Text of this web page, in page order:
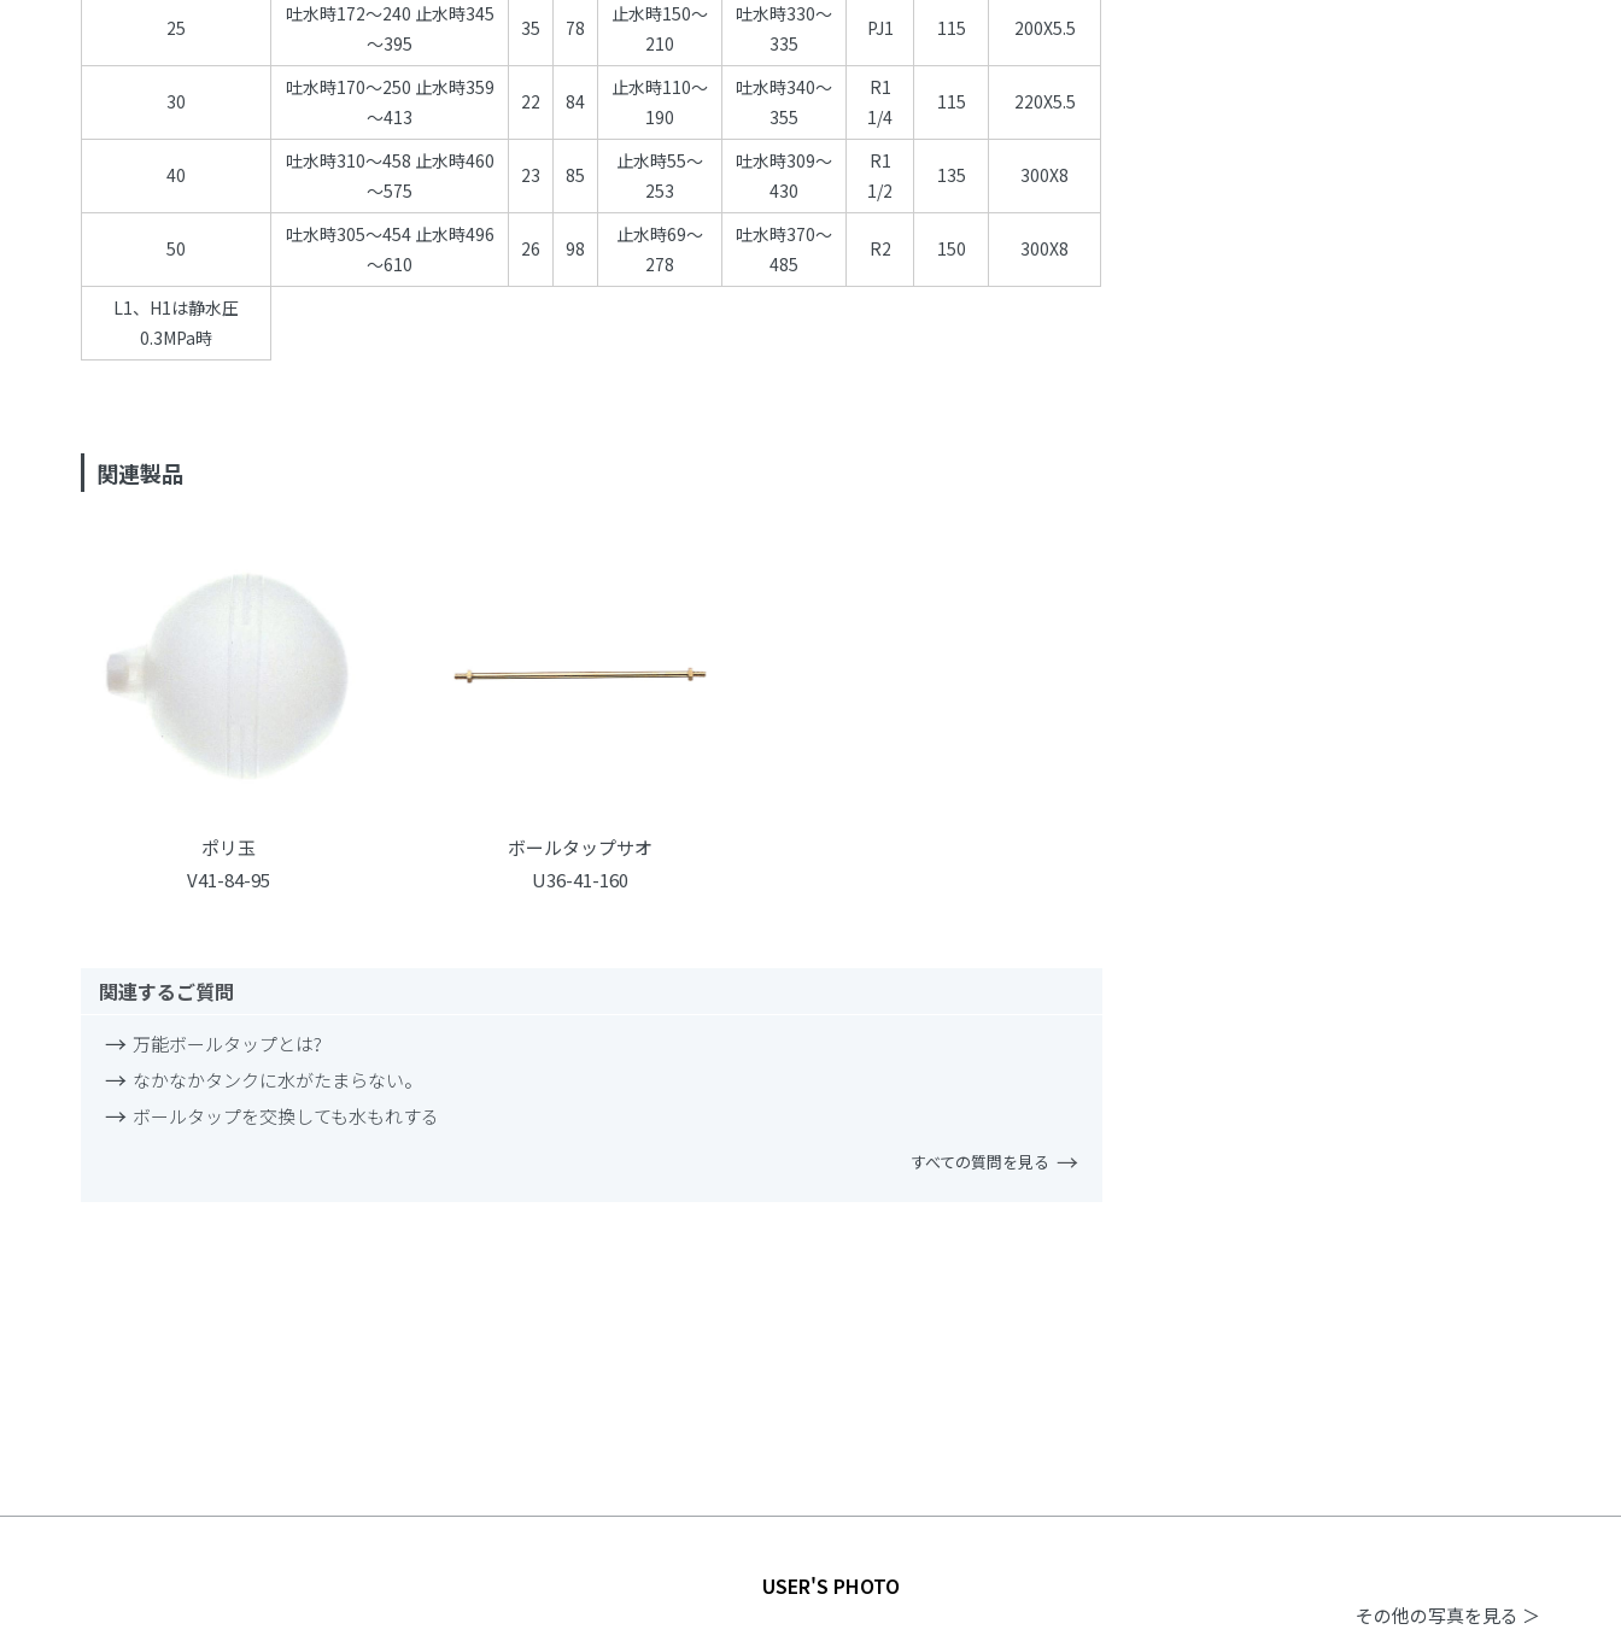
25
吐水時172～240 止水時345
～395
35 78
止水時150～
210
吐水時330～
335
PJ1 115 200X5.5
30
吐水時170～250 止水時359
～413
22 84
止水時110～
190
吐水時340～
355
R1
1/4
115 220X5.5
40
吐水時310～458 止水時460
～575
23 85
止水時55～
253
吐水時309～
430
R1
1/2
135 300X8
50
吐水時305～454 止水時496
～610
26 98
止水時69～
278
吐水時370～
485
R2 150 300X8
L1、H1は静水圧
0.3MPa時
関連製品
ポリ玉
V41-84-95
ボールタップサオ
U36-41-160
関連するご質問
万能ボールタップとは?
なかなかタンクに水がたまらない。
ボールタップを交換しても水もれする
すべての質問を見る
USER'S PHOTO
その他の写真を見る ＞